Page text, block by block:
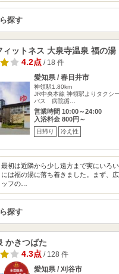
探す
ィットネス 大泉寺温泉 福の湯
4.2点/ 18 件
愛知県 / 春日井市
神領駅1.80km
JR中央本線 神領駅よりタクシ
バス 病院循…
営業時間 10:00～24:00
入浴料金 800円～
日帰り 冷え性
最初は近隣から少し遠方まで実にいろ
には福の湯に落ち着きました。まず、
ッフの…
探す
かきつばた
4.3点/ 128 件
愛知県 / 刈谷市